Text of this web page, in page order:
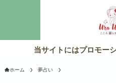
当サイトにはプロモー
ホーム 夢占い